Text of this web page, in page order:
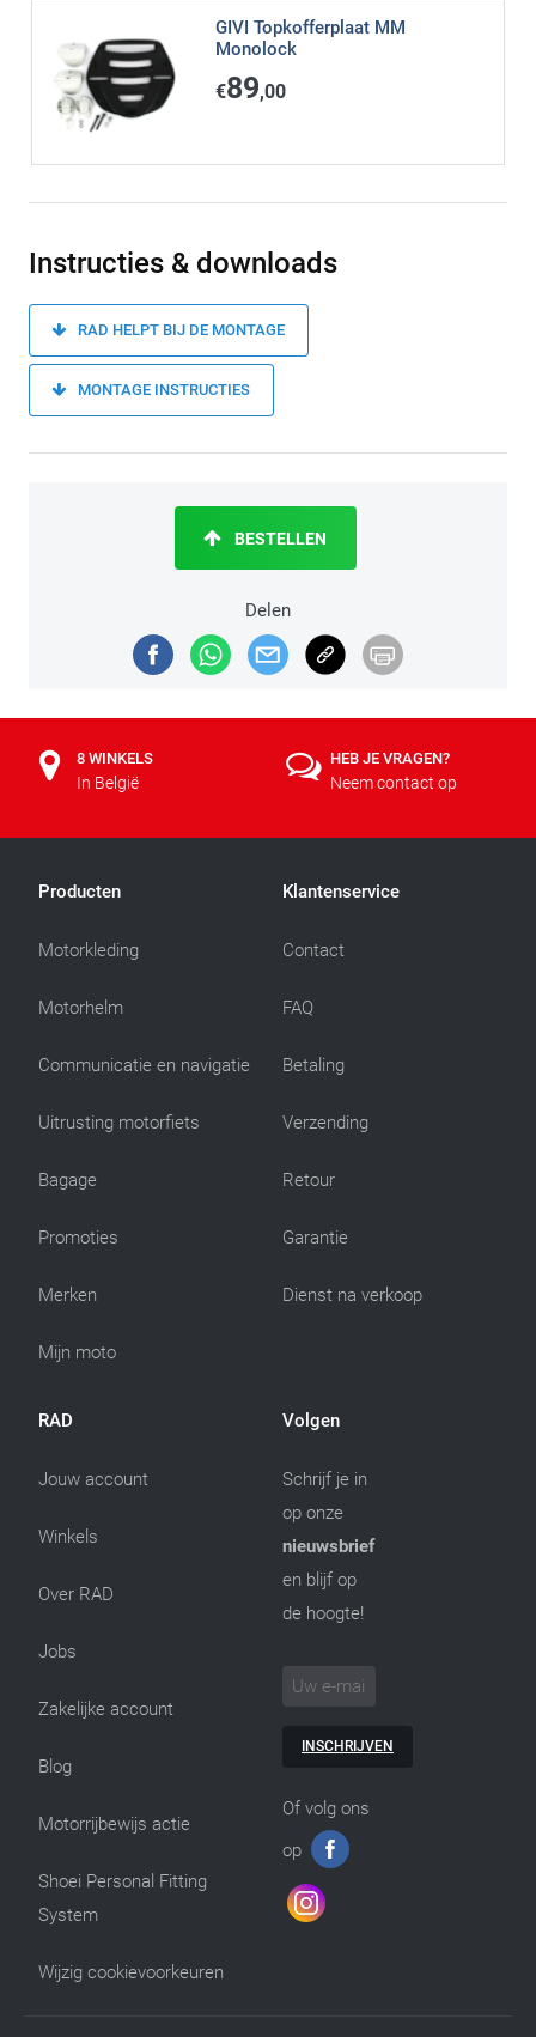
GIVI Topkofferplaat MM
Monolock
€89,00
Instructies & downloads
RAD HELPT BIJ DE MONTAGE
MONTAGE INSTRUCTIES
Delen
BESTELLEN
8 WINKELS
In België
HEB JE VRAGEN?
Neem contact op
Producten
Motorkleding
Motorhelm
Communicatie en navigatie
Uitrusting motorfiets
Bagage
Promoties
Merken
Mijn moto
Klantenservice
Contact
FAQ
Betaling
Verzending
Retour
Garantie
Dienst na verkoop
RAD
Jouw account
Winkels
Over RAD
Jobs
Zakelijke account
Blog
Motorrijbewijs actie
Shoei Personal Fitting
System
Wijzig cookievoorkeuren
Volgen
Schrijf je in
op onze
nieuwsbrief
en blijf op
de hoogte!
INSCHRIJVEN
Of volg ons
op